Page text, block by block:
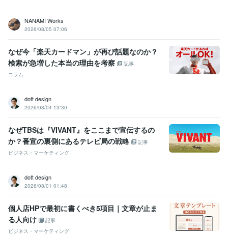
学歴
武蔵大学 1994年3月 ~ 1998年2月
立教大学 1995年3月 ~ 1996年2月
英国留学 2000年7月 ~ 2001年6月
NANAMI Works
2026/08/05 07:06
なぜ今「楽天カードマン」が再び話題なのか？
検索が急増した本当の理由を考察
記事
コラム
dott design
2026/08/04 13:30
なぜTBSは『VIVANT』をここまで宣伝するの
か？番宣の裏側にあるテレビ局の戦略
記事
ビジネス・マーケティング
dott design
2026/08/01 01:48
個人店HPで最初に書くべき5項目｜文章が止ま
る人向け
記事
ビジネス・マーケティング